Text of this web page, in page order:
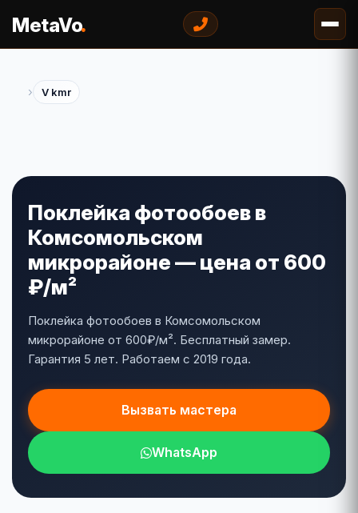
MetaVo.
› V kmr
Поклейка фотообоев в
Комсомольском
микрорайоне — цена от 600
₽/м²
Поклейка фотообоев в Комсомольском
микрорайоне от 600₽/м². Бесплатный замер.
Гарантия 5 лет. Работаем с 2019 года.
Вызвать мастера
WhatsApp